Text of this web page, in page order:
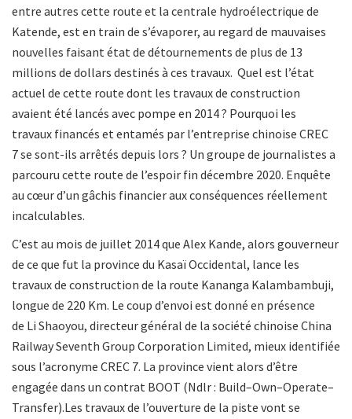
entre autres cette route et la centrale hydroélectrique de
Katende, est en train de s’évaporer, au regard de mauvaises
nouvelles faisant état de détournements de plus de 13
millions de dollars destinés à ces travaux. Quel est l’état
actuel de cette route dont les travaux de construction
avaient été lancés avec pompe en 2014 ? Pourquoi les
travaux financés et entamés par l’entreprise chinoise CREC
7 se sont-ils arrêtés depuis lors ? Un groupe de journalistes a
parcouru cette route de l’espoir fin décembre 2020. Enquête
au cœur d’un gâchis financier aux conséquences réellement
incalculables.
C’est au mois de juillet 2014 que Alex Kande, alors gouverneur
de ce que fut la province du Kasaï Occidental, lance les
travaux de construction de la route Kananga Kalambambuji,
longue de 220 Km. Le coup d’envoi est donné en présence
de Li Shaoyou, directeur général de la société chinoise China
Railway Seventh Group Corporation Limited, mieux identifiée
sous l’acronyme CREC 7. La province vient alors d’être
engagée dans un contrat BOOT (Ndlr : Build–Own–Operate–
Transfer).Les travaux de l’ouverture de la piste vont se